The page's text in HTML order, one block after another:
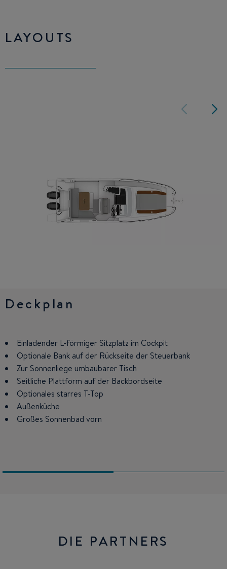
LAYOUTS
Deckplan
Einladender L-förmiger Sitzplatz im Cockpit
Optionale Bank auf der Rückseite der Steuerbank
Zur Sonnenliege umbaubarer Tisch
Seitliche Plattform auf der Backbordseite
Optionales starres T-Top
Außenküche
Großes Sonnenbad vorn
Kabine
Großer Sitzbereich umwandelbar in einen Schlafplatz für
2 Personen
1 Doppelschlafplatz in der Mittelkabine
Waschraum mit WC und Dusche
Küchenblock mit Spüle, Staufächern, Kühlschrank und
optionaler Mikrowelle
Fenster, die sich öffnen lassen, für Helligkeit und eine gute
DIE PARTNERS